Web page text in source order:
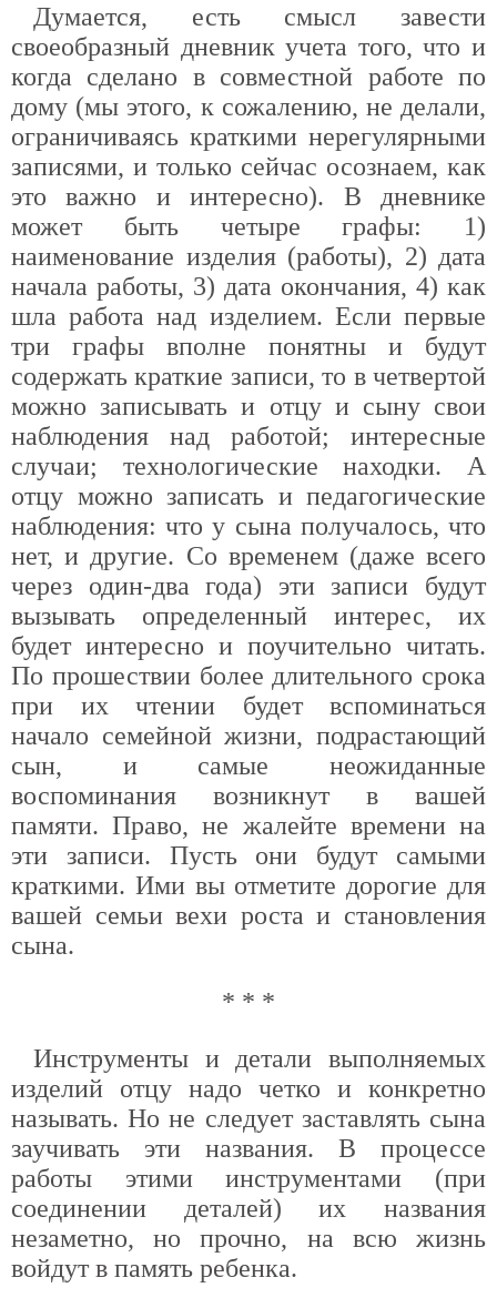
Думается, есть смысл завести
своеобразный дневник учета того, что и
когда сделано в совместной работе по
дому (мы этого, к сожалению, не делали,
ограничиваясь краткими нерегулярными
записями, и только сейчас осознаем, как
это важно и интересно). В дневнике
может быть четыре графы: 1)
наименование изделия (работы), 2) дата
начала работы, 3) дата окончания, 4) как
шла работа над изделием. Если первые
три графы вполне понятны и будут
содержать краткие записи, то в четвертой
можно записывать и отцу и сыну свои
наблюдения над работой; интересные
случаи; технологические находки. А
отцу можно записать и педагогические
наблюдения: что у сына получалось, что
нет, и другие. Со временем (даже всего
через один-два года) эти записи будут
вызывать определенный интерес, их
будет интересно и поучительно читать.
По прошествии более длительного срока
при их чтении будет вспоминаться
начало семейной жизни, подрастающий
сын, и самые неожиданные
воспоминания возникнут в вашей
памяти. Право, не жалейте времени на
эти записи. Пусть они будут самыми
краткими. Ими вы отметите дорогие для
вашей семьи вехи роста и становления
сына.
* * *
Инструменты и детали выполняемых
изделий отцу надо четко и конкретно
называть. Но не следует заставлять сына
заучивать эти названия. В процессе
работы этими инструментами (при
соединении деталей) их названия
незаметно, но прочно, на всю жизнь
войдут в память ребенка.